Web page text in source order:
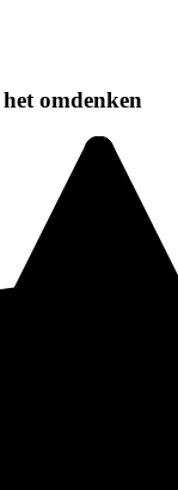
omdenken